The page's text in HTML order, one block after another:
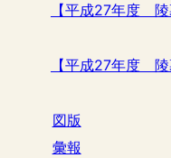
図版
彙報